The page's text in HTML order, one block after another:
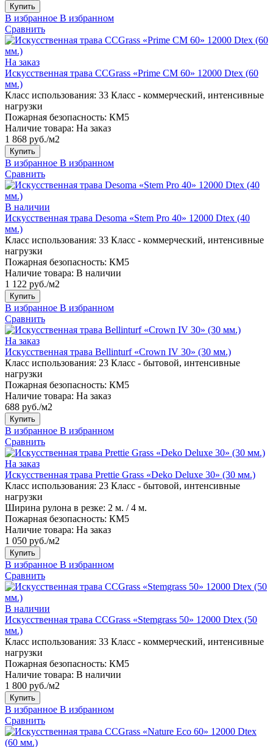
Купить
В избранное В избранном
Сравнить
На заказ
Искусственная трава CCGrass «Prime CM 60» 12000 Dtex (60
мм.)
Класс использования: 33 Класс - коммерческий, интенсивные
нагрузки
Пожарная безопасность: КМ5
Наличие товара: На заказ
1 868 руб./м2
Купить
В избранное В избранном
Сравнить
В наличии
Искусственная трава Desoma «Stem Pro 40» 12000 Dtex (40
мм.)
Класс использования: 33 Класс - коммерческий, интенсивные
нагрузки
Пожарная безопасность: КМ5
Наличие товара: В наличии
1 122 руб./м2
Купить
В избранное В избранном
Сравнить
На заказ
Искусственная трава Bellinturf «Crown IV 30» (30 мм.)
Класс использования: 23 Класс - бытовой, интенсивные
нагрузки
Пожарная безопасность: КМ5
Наличие товара: На заказ
688 руб./м2
Купить
В избранное В избранном
Сравнить
На заказ
Искусственная трава Prettie Grass «Deko Deluxe 30» (30 мм.)
Класс использования: 23 Класс - бытовой, интенсивные
нагрузки
Ширина рулона в резке: 2 м. / 4 м.
Пожарная безопасность: КМ5
Наличие товара: На заказ
1 050 руб./м2
Купить
В избранное В избранном
Сравнить
В наличии
Искусственная трава CCGrass «Stemgrass 50» 12000 Dtex (50
мм.)
Класс использования: 33 Класс - коммерческий, интенсивные
нагрузки
Пожарная безопасность: КМ5
Наличие товара: В наличии
1 800 руб./м2
Купить
В избранное В избранном
Сравнить